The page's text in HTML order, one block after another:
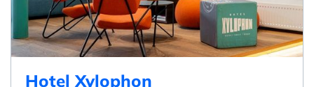
Hotel Xylophon